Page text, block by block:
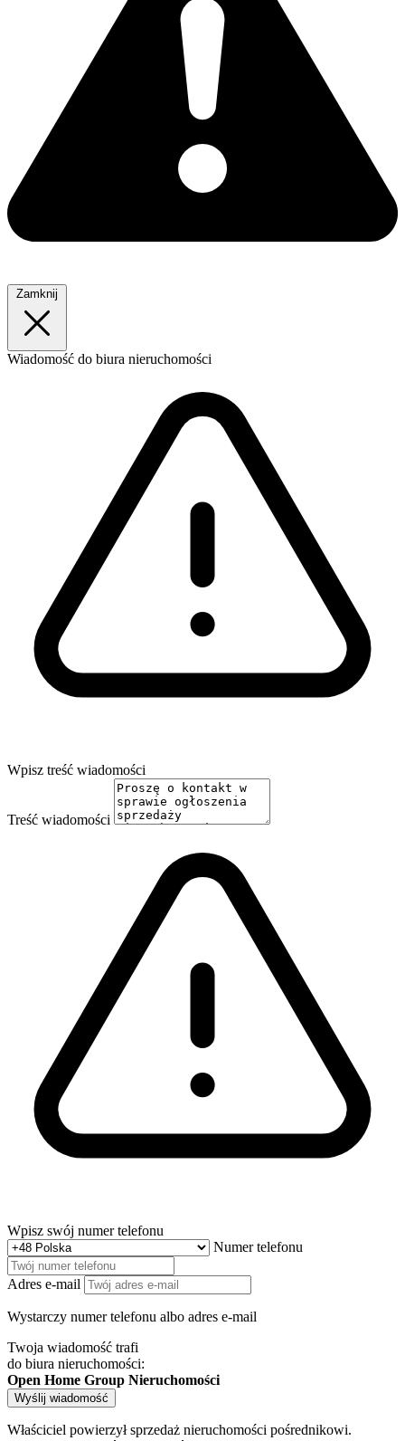
Zamknij
Wiadomość do biura nieruchomości
Wpisz treść wiadomości
Treść wiadomości
Wpisz swój numer telefonu
Numer telefonu
Adres e-mail
Wystarczy numer telefonu albo adres e-mail
Twoja wiadomość trafi
do biura nieruchomości:
Open Home Group Nieruchomości
Wyślij wiadomość
Właściciel powierzył sprzedaż nieruchomości pośrednikowi.